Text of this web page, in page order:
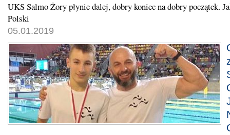
UKS Salmo Żory płynie dalej, dobry koniec na dobry początek.
Polski
05.01.2019